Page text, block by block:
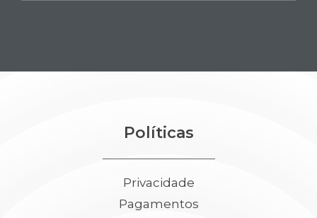
Políticas
Privacidade
Pagamentos